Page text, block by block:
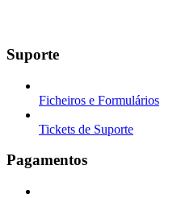
Suporte
Ficheiros e Formulários
Tickets de Suporte
Pagamentos